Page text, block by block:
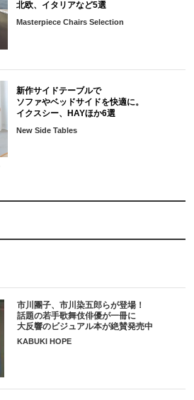
市川團子、市川染五郎らが登場！
話題の若手歌舞伎俳優が一冊に
大反響のビジュアル本が絶賛発売中
KABUKI HOPE
北欧、イタリアなど5選
Masterpiece Chairs Selection
新作サイドテーブルで
ソファやベッドサイドを快適に。
イクスシー、HAYほか6選
New Side Tables